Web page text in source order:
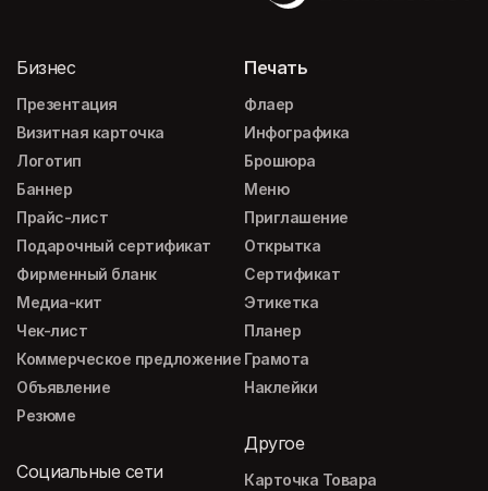
Бизнес
Презентация
Визитная карточка
Логотип
Баннер
Прайс-лист
Подарочный сертификат
Фирменный бланк
Медиа-кит
Чек-лист
Коммерческое предложение
Объявление
Резюме
Социальные сети
Печать
Флаер
Инфографика
Брошюра
Меню
Приглашение
Открытка
Сертификат
Этикетка
Планер
Грамота
Наклейки
Другое
Карточка Товара